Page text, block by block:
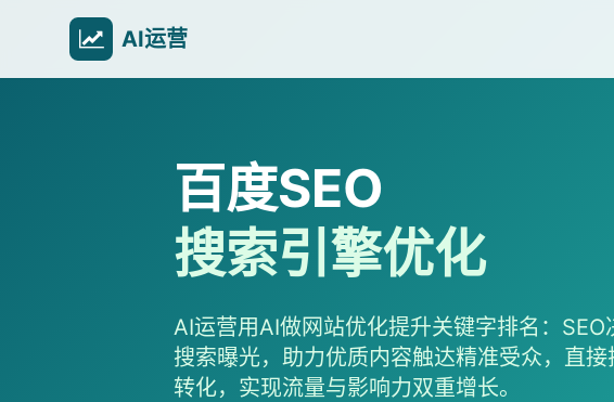
AI运营
百度SEO
搜索引擎优化
AI运营用AI做网站优化提升关键字排名：SEO
搜索曝光，助力优质内容触达精准受众，直接
转化，实现流量与影响力双重增长。